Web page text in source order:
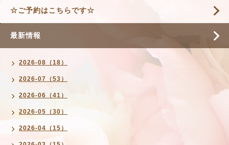
☆ご予約はこちらです☆
最新情報
2026-08（18）
2026-07（53）
2026-06（41）
2026-05（30）
2026-04（15）